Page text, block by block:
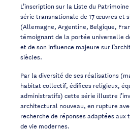
L’inscription sur la Liste du
série transnationale de 17 œuvres et
(Allemagne, Argentine, Belgique,
témoignant de la portée universelle
et de son influence majeure sur
siècles.
Par la diversité de ses réalisations
habitat collectif, édifices religieux,
administratifs) cette série illustre
architectural nouveau, en rupture
recherche de réponses adaptées
de vie modernes.